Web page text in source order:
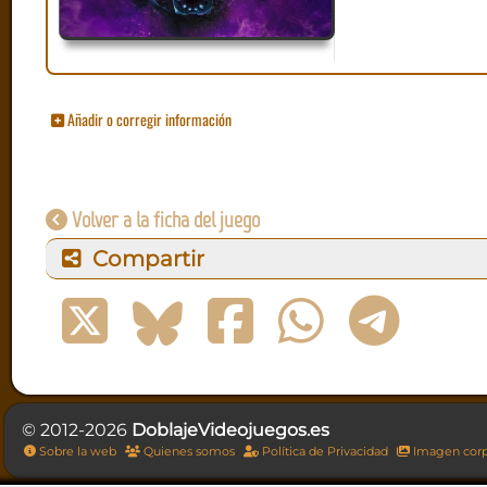
Añadir o corregir información
Volver a la ficha del juego
Compartir
© 2012-2026 DoblajeVideojuegos.es
Sobre la web Quienes somos Política de Privacidad Imagen